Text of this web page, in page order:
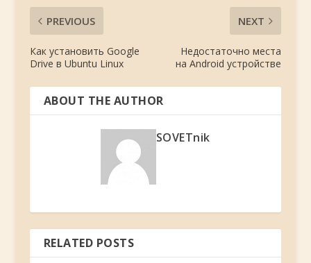
PREVIOUS
Как установить Google
Drive в Ubuntu Linux
NEXT
Недостаточно места
на Android устройстве
ABOUT THE AUTHOR
SOVETnik
RELATED POSTS